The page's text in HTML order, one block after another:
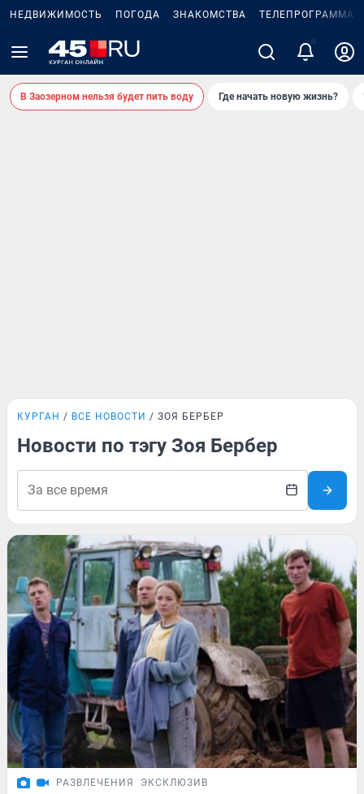
НЕДВИЖИМОСТЬ ПОГОДА ЗНАКОМСТВА ТЕЛЕПРОГРАММА
В Заозерном нельзя будет пить воду Где начать новую жизнь?
КУРГАН ВСЕ НОВОСТИ ЗОЯ БЕРБЕР
Новости по тэгу Зоя Бербер
РАЗВЛЕЧЕНИЯ ЭКСКЛЮЗИВ